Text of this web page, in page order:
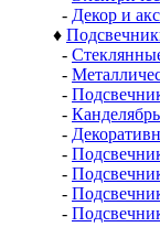
- Декор и
♦
-
-
-
-
-
-
-
-
-